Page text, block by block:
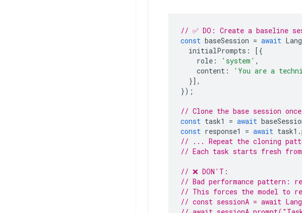
// ✅ DO: Create a baseline
const baseSession = await
initialPrompts :
[{
role : 'system' ,
content : 'You are a
}],
});
// Clone the base session
const task1 = await
const response1 = await task1 .
// ... Repeat the cloning
// Each task starts fresh
// ❌ DON'T:
// Bad performance pattern:
// This forces the model to
// const sessionA = await